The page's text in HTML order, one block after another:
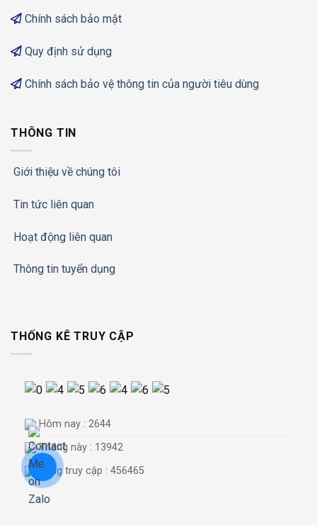
Chính sách bảo mật
Quy định sử dụng
Chính sách bảo vệ thông tin của người tiêu dùng
THÔNG TIN
Giới thiệu về chúng tôi
Tin tức liên quan
Hoạt động liên quan
Thông tin tuyển dụng
THỐNG KÊ TRUY CẬP
Hôm nay : 2644
Tháng này : 13942
Tổng truy cập : 456465